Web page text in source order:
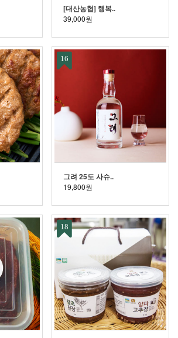
[대산농협] 행복..
39,000원
그려 25도 사슈..
19,800원
16
18